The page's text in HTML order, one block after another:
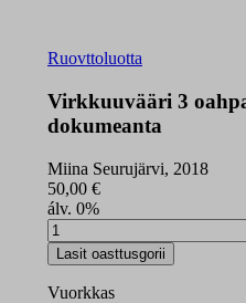
Ruovttoluotta
Virkkuuvääri 3
dokumeanta
Miina Seurujärvi, 2018
50,00 €
álv. 0%
Virkkuuvääri
3
oahpaheaddji
materiála
Lasit oasttusgorii
Vuorkkas